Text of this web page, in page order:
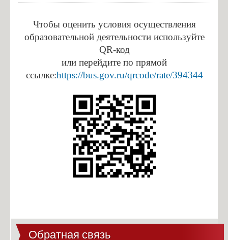
Нормативные правовые и иные акты в сфере противодействия
коррупции
Антикоррупционная экспертиза
Формы документов
Чтобы оценить условия осуществления
образовательной деятельности используйте
QR-код
или перейдите по прямой
ссылке:https://bus.gov.ru/qrcode/rate/394344
Обратная связь